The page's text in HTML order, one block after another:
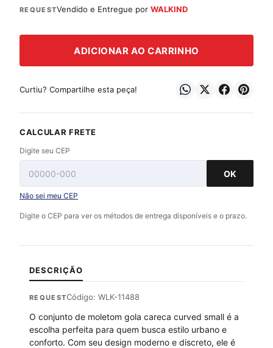
REQUESTVendido e Entregue porWALKIND
ADICIONAR AO CARRINHO
Curtiu? Compartilhe esta peça!
CALCULAR FRETE
Digite seu CEP
OK
Não sei meu CEP
Digite o CEP para ver os métodos de entrega disponíveis e o prazo.
DESCRIÇÃO
REQUESTCódigo: WLK-11488
O conjunto de moletom gola careca curved small é a
escolha perfeita para quem busca estilo urbano e
conforto. Com seu design moderno e discreto, ele é